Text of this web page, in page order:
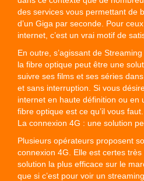
des services vous permettant de
d’un Giga par seconde. Pour
internet, c’est un vrai motif de
En outre, s’agissant de
la fibre optique peut être une
suivre ses films et ses séries
et sans interruption. Si vous
internet en haute définition ou en
fibre optique est ce qu’il vous faut.
La connexion 4G : une solution
Plusieurs opérateurs proposent
connexion 4G. Elle est certes très
solution la plus efficace sur le
que si c’est pour voir un